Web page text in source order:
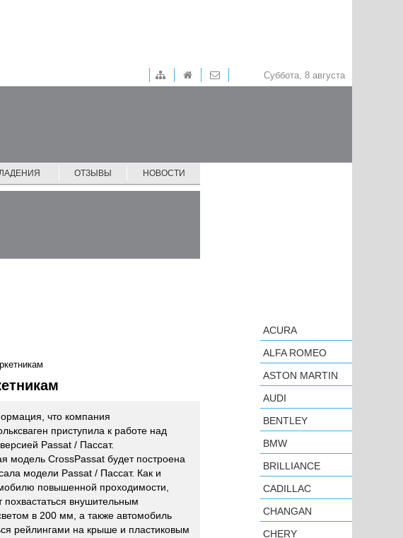
Суббота, 8 августа
ОТЗЫВЫ НОВОСТИ
что компания
приступила к работе над
Passat / Пассат.
модель CrossPassat будет построена
модели Passat / Пассат. Как и
повышенной проходимости,
похвастаться внушительным
в 200 мм, а также автомобиль
рейлингами на крыше и пластиковым
ACURA
ALFA ROMEO
ASTON MARTIN
AUDI
BENTLEY
BMW
BRILLIANCE
CADILLAC
CHANGAN
CHERY